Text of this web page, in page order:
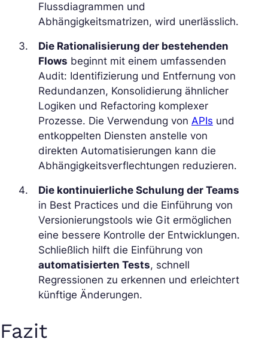
Flussdiagrammen und
Abhängigkeitsmatrizen, wird unerlässlich.
Die Rationalisierung der bestehenden
Flows beginnt mit einem umfassenden
Audit: Identifizierung und Entfernung von
Redundanzen, Konsolidierung ähnlicher
Logiken und Refactoring komplexer
Prozesse. Die Verwendung von APIs und
entkoppelten Diensten anstelle von
direkten Automatisierungen kann die
Abhängigkeitsverflechtungen reduzieren.
Die kontinuierliche Schulung der Teams
in Best Practices und die Einführung von
Versionierungstools wie Git ermöglichen
eine bessere Kontrolle der Entwicklungen.
Schließlich hilft die Einführung von
automatisierten Tests, schnell
Regressionen zu erkennen und erleichtert
künftige Änderungen.
Fazit